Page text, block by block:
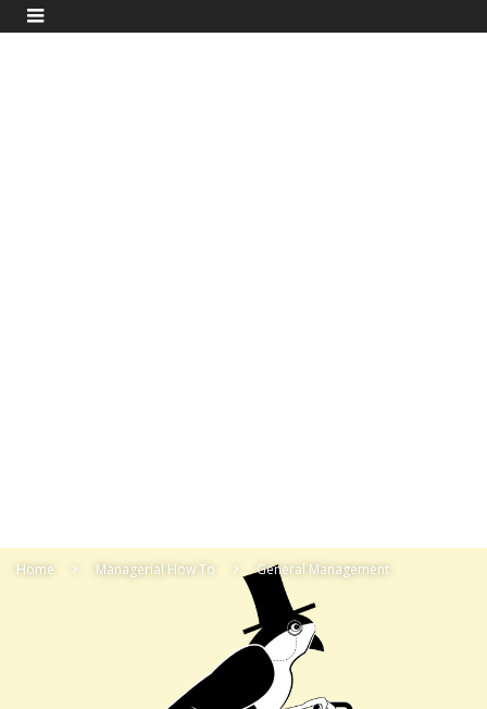
Home Managerial How To General Management